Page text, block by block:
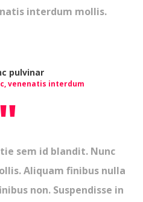
interdum mollis.
pulvinar
venenatis interdum
"
sem id blandit. Nunc
Aliquam finibus nulla
non. Suspendisse in